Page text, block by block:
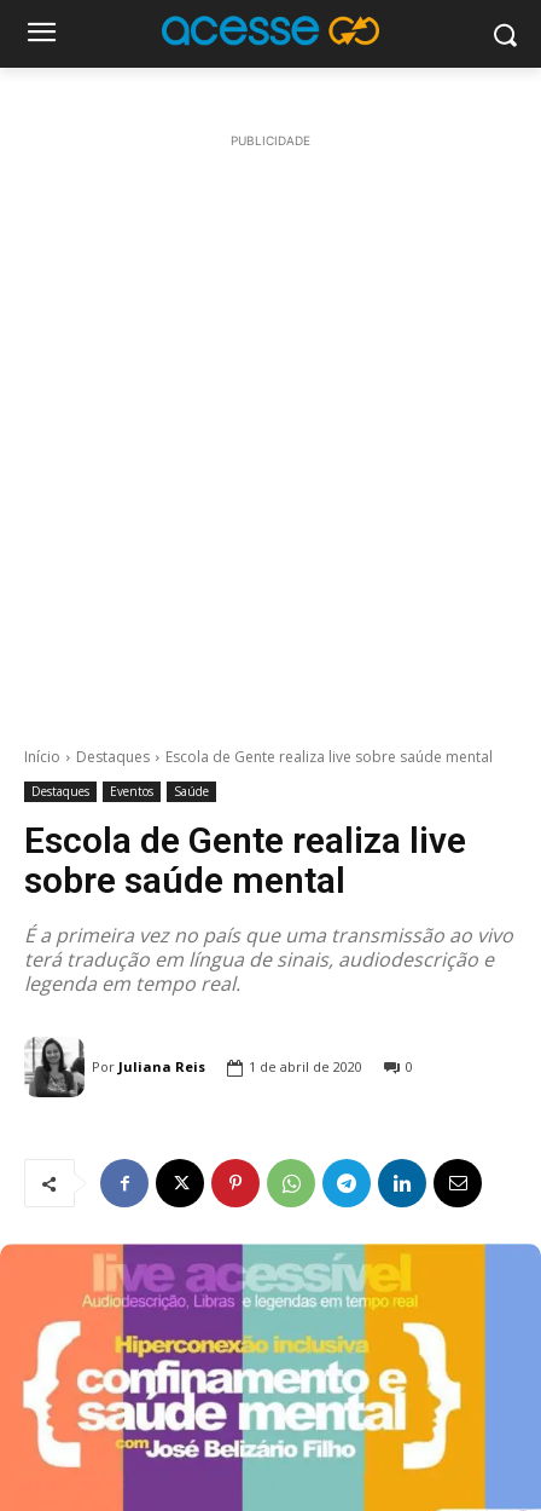
PUBLICIDADE
Início Destaques Escola de Gente realiza live sobre saúde mental
Destaques Eventos Saúde
Escola de Gente realiza live
sobre saúde mental
É a primeira vez no país que uma transmissão ao vivo
terá tradução em língua de sinais, audiodescrição e
legenda em tempo real.
Por Juliana Reis 1 de abril de 2020 0